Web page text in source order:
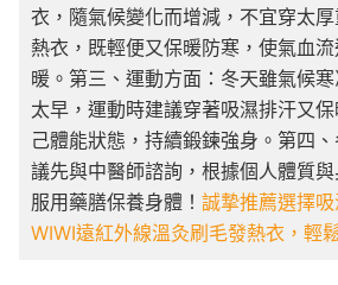
衣，隨氣候變化而增減，不宜穿太
熱衣，既輕便又保暖防寒，使氣血
暖。第三、運動方面：冬天雖氣候
太早，運動時建議穿著吸濕排汗又
己體能狀態，持續鍛鍊強身。第四
議先與中醫師諮詢，根據個人體質
服用藥膳保養身體！ 誠摯推薦選擇
WIWI遠紅外線溫灸刷毛發熱衣，輕